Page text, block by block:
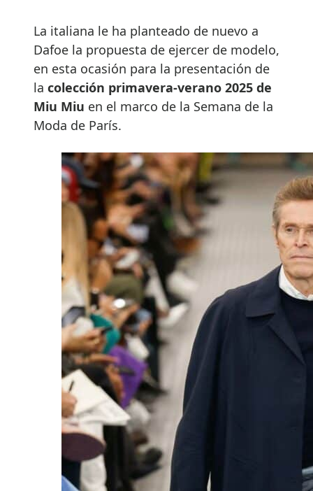
La italiana le ha planteado de nuevo a
Dafoe la propuesta de ejercer de modelo,
en esta ocasión para la presentación de
la colección primavera-verano 2025 de
Miu Miu en el marco de la Semana de la
Moda de París.